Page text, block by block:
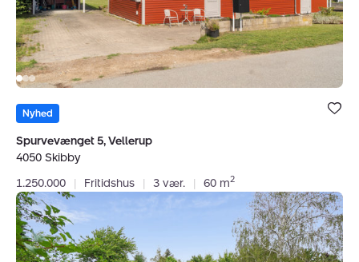
Bolig er
under dine
Nyhed
Spurvevænget 5, Vellerup
4050 Skibby
1.250.000
| Fritidshus | 3 vær. | 60 m2
Fritidshus:
Mejsevænget
74,